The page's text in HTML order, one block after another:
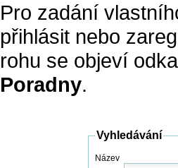
Pro zadání
přihlásit nebo
rohu se objeví
Poradny.
Vyhledávání
Název